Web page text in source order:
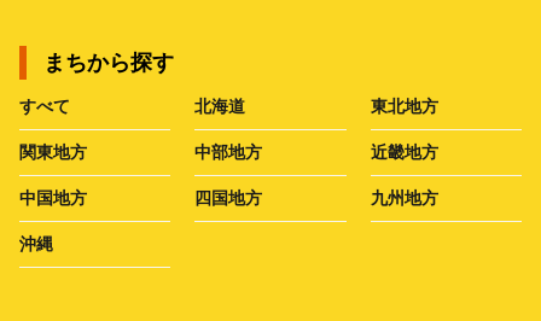
まちから探す
すべて 北海道 東北地方
関東地方 中部地方 近畿地方
中国地方 四国地方 九州地方
沖縄